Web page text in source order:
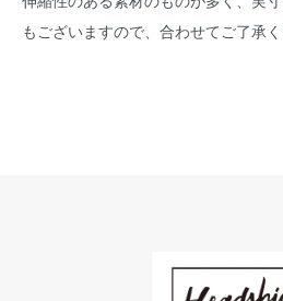
もございますので、合わせてご了承く